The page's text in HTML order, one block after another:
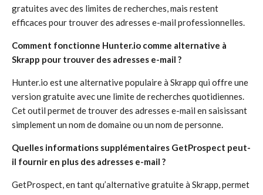
gratuites avec des limites de recherches, mais restent
efficaces pour trouver des adresses e-mail professionnelles.
Comment fonctionne Hunter.io comme alternative à
Skrapp pour trouver des adresses e-mail ?
Hunter.io est une alternative populaire à Skrapp qui offre une
version gratuite avec une limite de recherches quotidiennes.
Cet outil permet de trouver des adresses e-mail en saisissant
simplement un nom de domaine ou un nom de personne.
Quelles informations supplémentaires GetProspect peut-
il fournir en plus des adresses e-mail ?
GetProspect, en tant qu’alternative gratuite à Skrapp, permet